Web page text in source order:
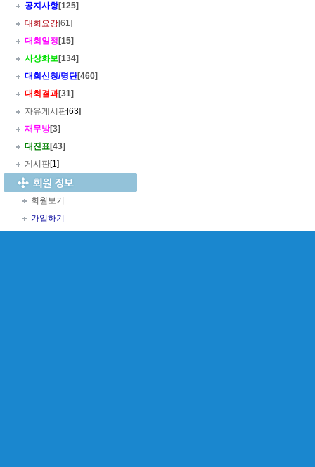
공지사항[125]
대회요강[61]
대회일정 [15]
사상화보[134]
대회신청/명단[460]
대회결과[31]
자유게시판[63]
재무방[3]
대진표[43]
게시판[1]
회원보기
가입하기